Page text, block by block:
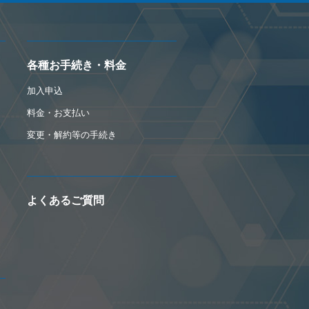
各種お手続き・料金
加入申込
料金・お支払い
変更・解約等の手続き
よくあるご質問